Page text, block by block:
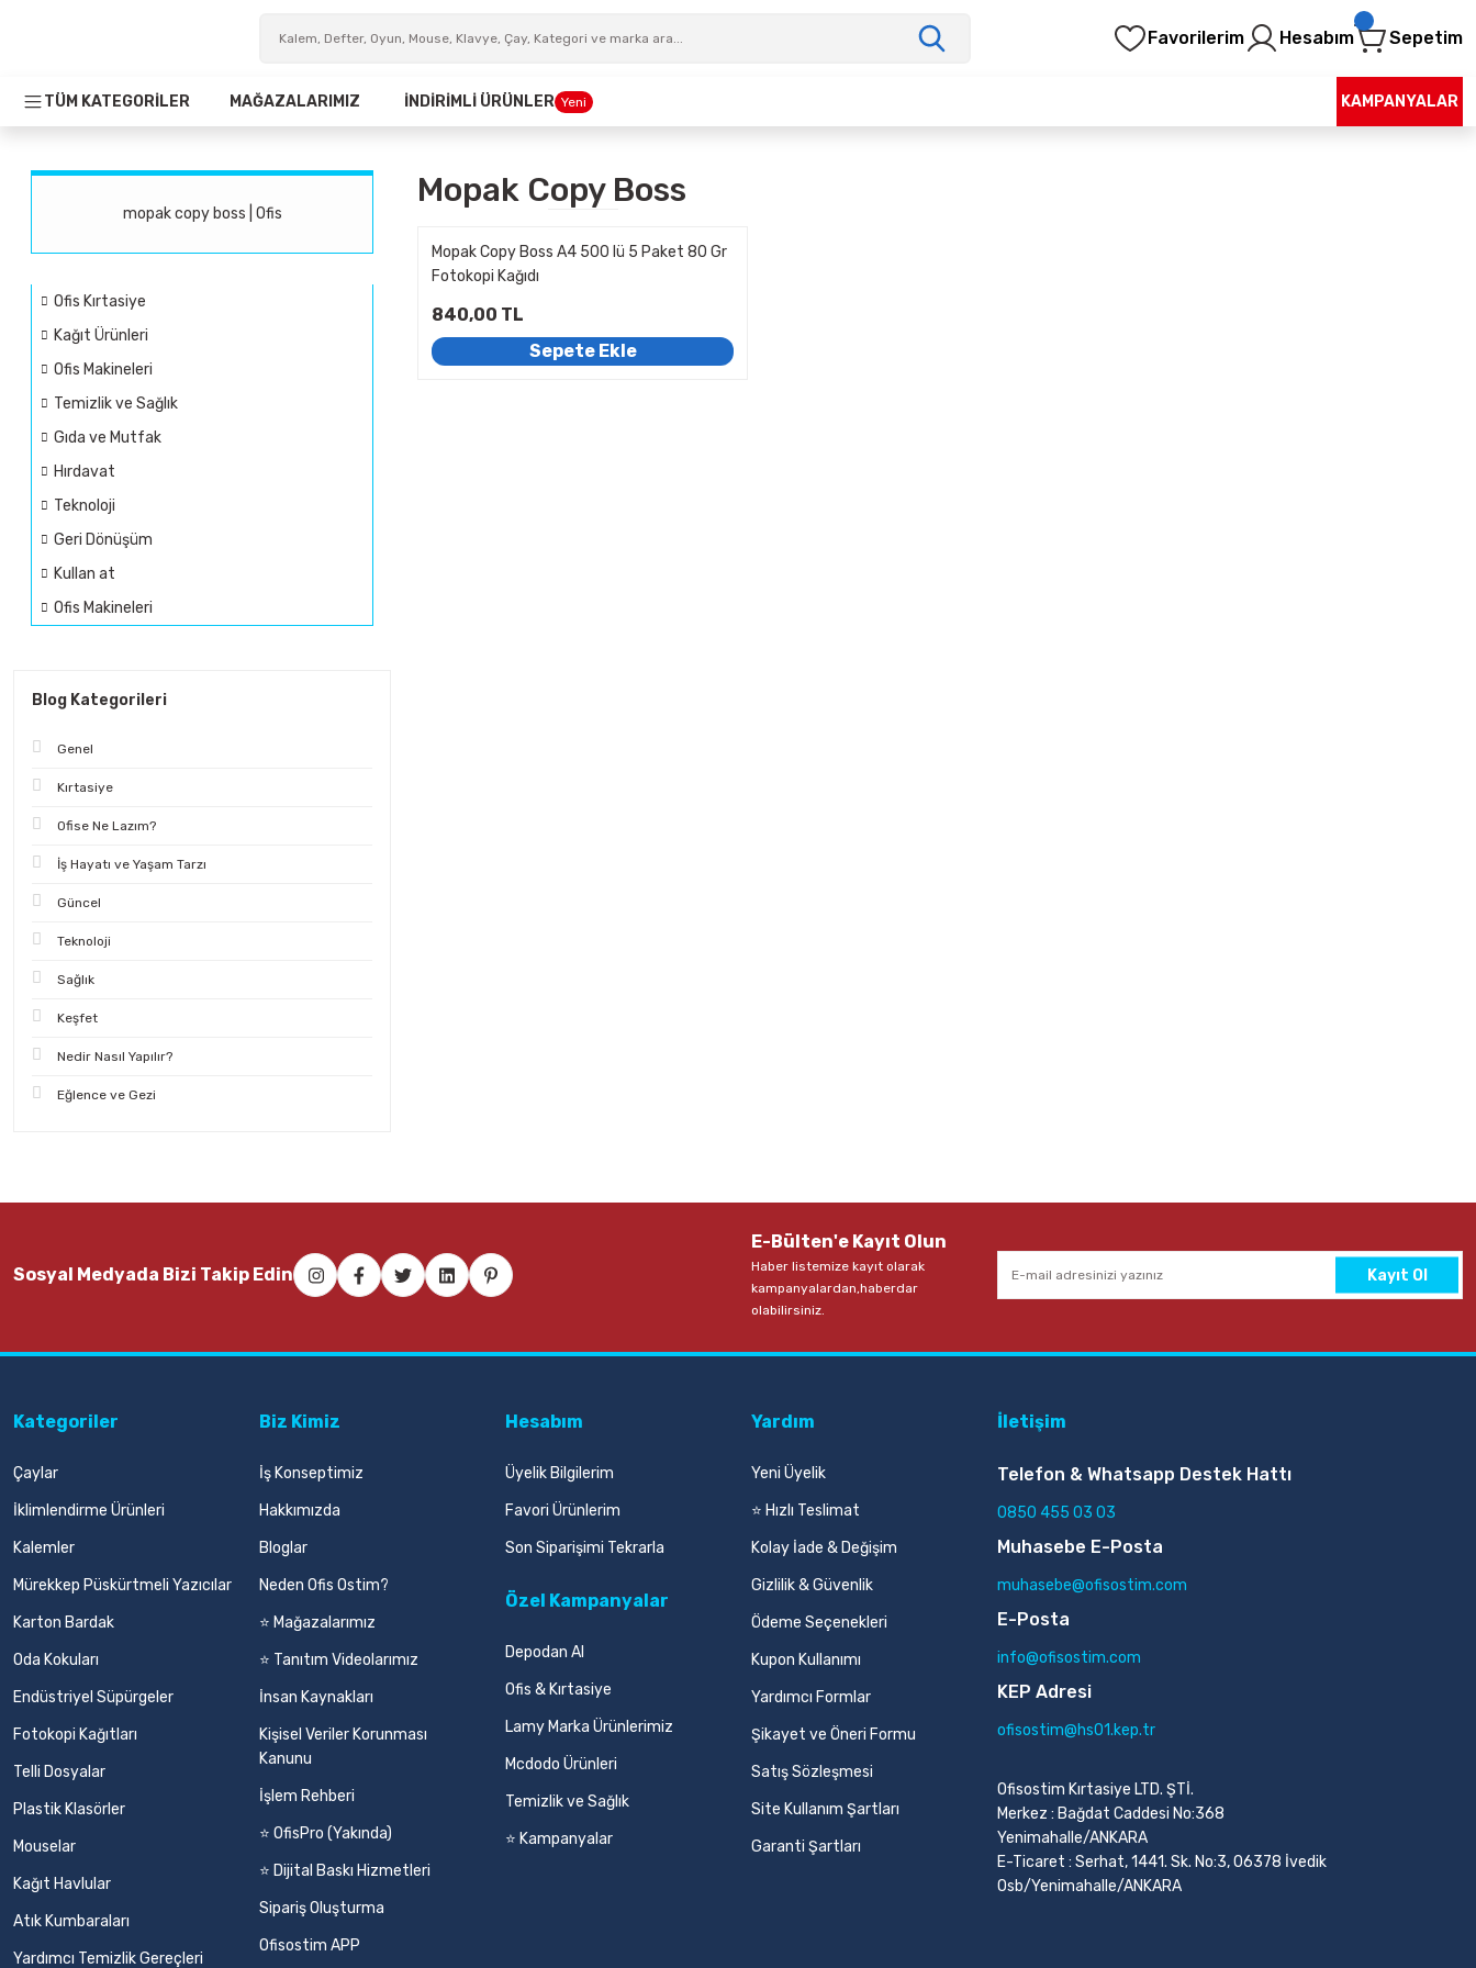
Favorilerim Hesabım Sepetim
TÜM KATEGORİLER MAĞAZALARIMIZ İNDİRİMLİ ÜRÜNLER Yeni KAMPANYALAR
mopak copy boss | Ofis
Ofis Kırtasiye
Kağıt Ürünleri
Ofis Makineleri
Temizlik ve Sağlık
Gıda ve Mutfak
Hırdavat
Teknoloji
Geri Dönüşüm
Kullan at
Ofis Makineleri
Blog Kategorileri
Genel
Kırtasiye
Ofise Ne Lazım?
İş Hayatı ve Yaşam Tarzı
Güncel
Teknoloji
Sağlık
Keşfet
Nedir Nasıl Yapılır?
Eğlence ve Gezi
Mopak Copy Boss
Mopak Copy Boss A4 500 lü 5 Paket 80 Gr
Fotokopi Kağıdı
840,00 TL
Sepete Ekle
Sosyal Medyada Bizi Takip Edin
E-Bülten'e Kayıt Olun
Haber listemize kayıt olarak
kampanyalardan,haberdar
olabilirsiniz.
Kayıt Ol
Kategoriler
Çaylar
İklimlendirme Ürünleri
Kalemler
Mürekkep Püskürtmeli Yazıcılar
Karton Bardak
Oda Kokuları
Endüstriyel Süpürgeler
Fotokopi Kağıtları
Telli Dosyalar
Plastik Klasörler
Mouselar
Kağıt Havlular
Atık Kumbaraları
Yardımcı Temizlik Gereçleri
Biz Kimiz
İş Konseptimiz
Hakkımızda
Bloglar
Neden Ofis Ostim?
⭐ Mağazalarımız
⭐ Tanıtım Videolarımız
İnsan Kaynakları
Kişisel Veriler Korunması
Kanunu
İşlem Rehberi
⭐ OfisPro (Yakında)
⭐ Dijital Baskı Hizmetleri
Sipariş Oluşturma
Ofisostim APP
Hesabım
Üyelik Bilgilerim
Favori Ürünlerim
Son Siparişimi Tekrarla
Özel Kampanyalar
Depodan Al
Ofis & Kırtasiye
Lamy Marka Ürünlerimiz
Mcdodo Ürünleri
Temizlik ve Sağlık
⭐ Kampanyalar
Yardım
Yeni Üyelik
⭐ Hızlı Teslimat
Kolay İade & Değişim
Gizlilik & Güvenlik
Ödeme Seçenekleri
Kupon Kullanımı
Yardımcı Formlar
Şikayet ve Öneri Formu
Satış Sözleşmesi
Site Kullanım Şartları
Garanti Şartları
İletişim
Telefon & Whatsapp Destek Hattı
0850 455 03 03
Muhasebe E-Posta
muhasebe@ofisostim.com
E-Posta
info@ofisostim.com
KEP Adresi
ofisostim@hs01.kep.tr
Ofisostim Kırtasiye LTD. ŞTİ.
Merkez : Bağdat Caddesi No:368
Yenimahalle/ANKARA
E-Ticaret : Serhat, 1441. Sk. No:3, 06378 İvedik
Osb/Yenimahalle/ANKARA